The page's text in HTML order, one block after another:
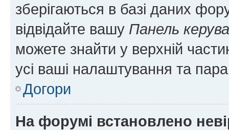
зберігаються в базі даних
відвідайте вашу Панель
можете знайти у верхній
усі ваші налаштування та
Догори
На форумі встановлено